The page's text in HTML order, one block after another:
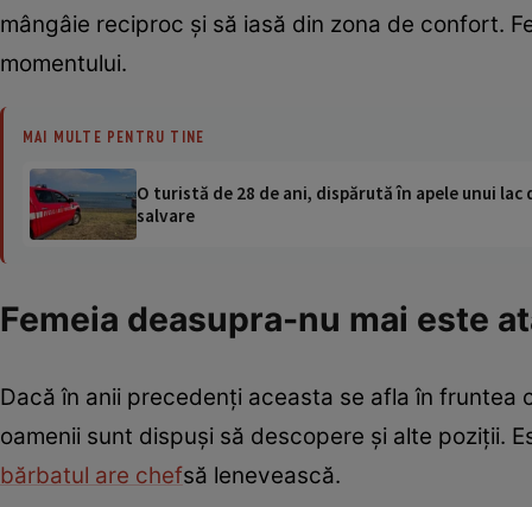
mângâie reciproc şi să iasă din zona de confort.
momentului.
MAI MULTE PENTRU TINE
O turistă de 28 de ani, dispărută în apele unui
salvare
Femeia deasupra-nu mai este
Dacă în anii precedenţi aceasta se afla în
oamenii sunt dispuşi să descopere şi alte poziţii.
bărbatul are chefsă lenevească.